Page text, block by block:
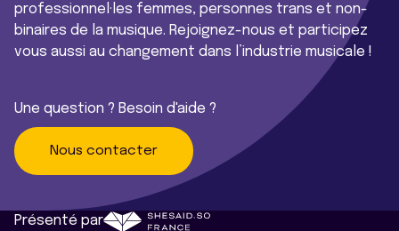
professionnel·les femmes, personnes trans et non-
binaires de la musique. Rejoignez-nous et participez
vous aussi au changement dans l’industrie musicale !
Une question ? Besoin d'aide ?
Nous contacter
Présenté par